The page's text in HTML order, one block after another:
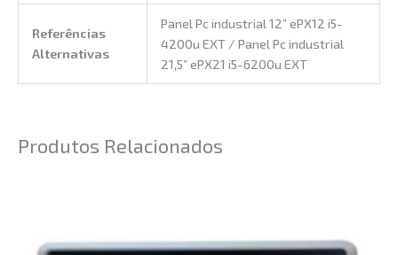
Referências
Alternativas
Panel Pc industrial 12” ePX12 i5-
4200u EXT / Panel Pc industrial
21,5” ePX21 i5-6200u EXT
Produtos Relacionados